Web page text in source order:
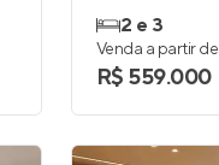
2 e 3
Venda a partir de
R$ 559.000